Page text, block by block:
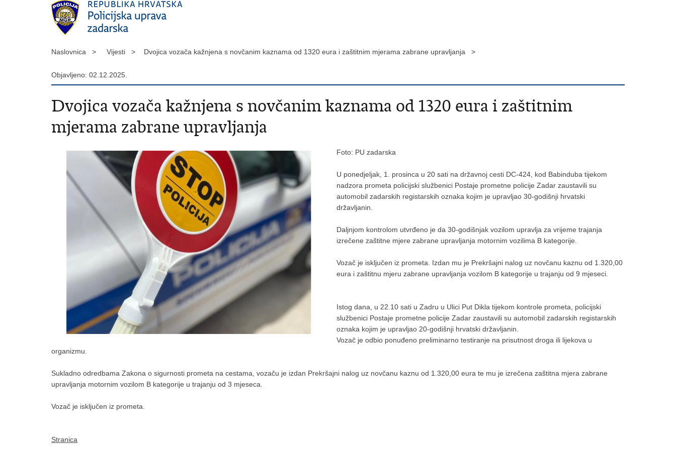
Naslovnica > Vijesti > Dvojica vozača kažnjena s novčanim kaznama od 1320 eura i zaštitnim mjerama zabrane upravljanja >
Objavljeno: 02.12.2025.
Dvojica vozača kažnjena s novčanim kaznama od 1320 eura i zaštitnim
mjerama zabrane upravljanja
Foto: PU zadarska
U ponedjeljak, 1. prosinca u 20 sati na državnoj cesti DC-424, kod Babinduba tijekom
nadzora prometa policijski službenici Postaje prometne policije Zadar zaustavili su
automobil zadarskih registarskih oznaka kojim je upravljao 30-godišnji hrvatski
državljanin.
Daljnjom kontrolom utvrđeno je da 30-godišnjak vozilom upravlja za vrijeme trajanja
izrečene zaštitne mjere zabrane upravljanja motornim vozilima B kategorije.
Vozač je isključen iz prometa. Izdan mu je Prekršajni nalog uz novčanu kaznu od 1.320,00
eura i zaštitnu mjeru zabrane upravljanja vozilom B kategorije u trajanju od 9 mjeseci.
Istog dana, u 22.10 sati u Zadru u Ulici Put Dikla tijekom kontrole prometa, policijski
službenici Postaje prometne policije Zadar zaustavili su automobil zadarskih registarskih
oznaka kojim je upravljao 20-godišnji hrvatski državljanin.
Vozač je odbio ponuđeno preliminarno testiranje na prisutnost droga ili lijekova u
organizmu.
Sukladno odredbama Zakona o sigurnosti prometa na cestama, vozaču je izdan Prekršajni nalog uz novčanu kaznu od 1.320,00 eura te mu je izrečena zaštitna mjera zabrane
upravljanja motornim vozilom B kategorije u trajanju od 3 mjeseca.
Vozač je isključen iz prometa.
Stranica